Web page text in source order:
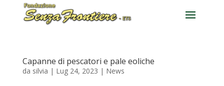
Capanne di pescatori e pale eoliche
da silvia | Lug 24, 2023 | News